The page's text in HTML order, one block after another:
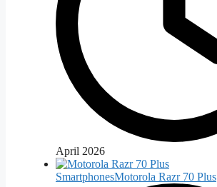
April 2026
SmartphonesMotorola Razr 70 Plus